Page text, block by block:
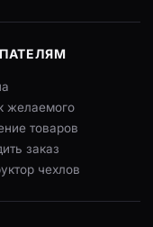
желаемого
товаров
заказ
чехлов